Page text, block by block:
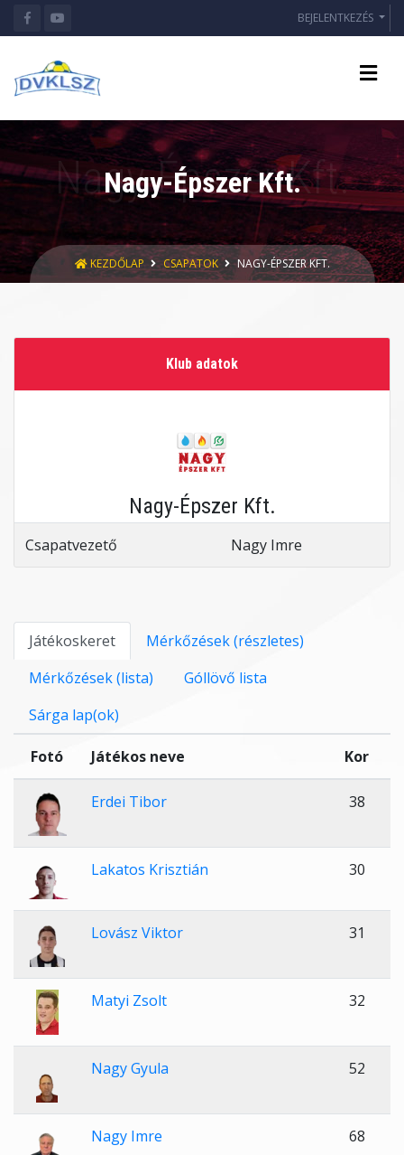
BEJELENTKEZÉS
Nagy-Épszer Kft.
KEZDŐLAP CSAPATOK NAGY-ÉPSZER KFT.
Klub adatok
Nagy-Épszer Kft.
Csapatvezető Nagy Imre
Játékoskeret
Mérkőzések (részletes)
Mérkőzések (lista)
Góllövő lista
Sárga lap(ok)
Fotó Játékos neve Kor
Erdei Tibor 38
Lakatos Krisztián 30
Lovász Viktor 31
Matyi Zsolt 32
Nagy Gyula 52
Nagy Imre 68